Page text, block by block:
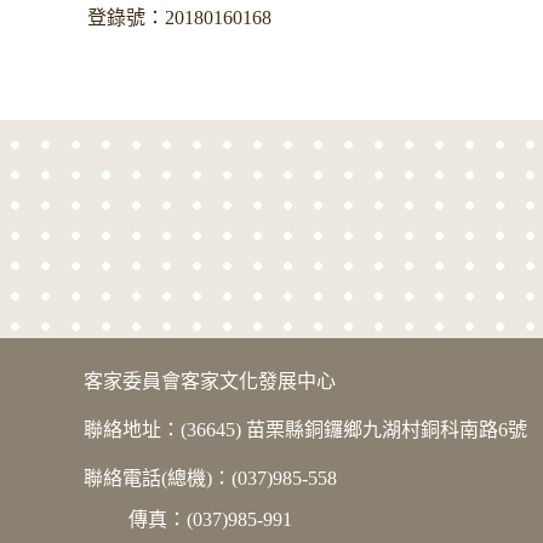
登錄號：20180160168
版權宣告
客家委員會客家文化發展中心
聯絡地址：(36645) 苗栗縣銅鑼鄉九湖村銅科南路6號
聯絡電話(總機)：(037)985-558
傳真：(037)985-991